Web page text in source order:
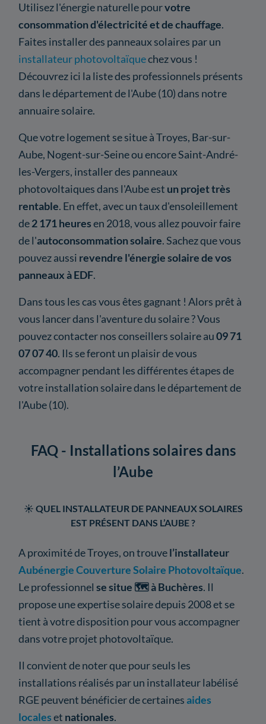
Utilisez l'énergie naturelle pourvotre
consommation d'électricité et de chauffage.
Faites installer des panneaux solaires par un
installateur photovoltaïquechez vous !
Découvrez ici la liste des professionnels présents
dans le département de l'Aube (10) dans notre
annuaire solaire.
Que votre logement se situe à Troyes, Bar-sur-
Aube, Nogent-sur-Seine ou encore Saint-André-
les-Vergers, installer des panneaux
photovoltaiques dans l'Aube est un projet très
rentable. En effet, avec un taux d'ensoleillement
de2 171heuresen 2018, vous allez pouvoir faire
de l'autoconsommation solaire. Sachez que vous
pouvez aussi revendre l'énergie solaire de vos
panneaux à EDF.
Dans tous les cas vous êtes gagnant ! Alors prêt à
vous lancer dans l'aventure du solaire ? Vous
pouvez contacter nos conseillers solaire au09 71
07 07 40. Ils se feront un plaisir de vous
accompagner pendant les différentes étapes de
votre installation solaire dans le département de
l'Aube (10).
FAQ - Installations solaires dans
l’Aube
☀️ QUEL INSTALLATEUR DE PANNEAUX SOLAIRES
EST PRÉSENT DANS L’AUBE ?
A proximité de Troyes, on trouvel’installateur
Aubénergie Couverture Solaire Photovoltaïque.
Le professionnel se situe 🗺️ à Buchères. Il
propose une expertise solaire depuis 2008 et se
tient à votre disposition pour vous accompagner
dans votre projet photovoltaïque.
Il convient de noter que pour seuls les
installations réalisés par un installateur labélisé
RGE peuvent bénéficier de certainesaides
localeset nationales.